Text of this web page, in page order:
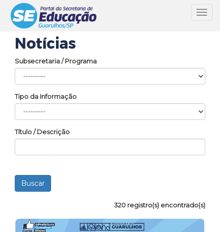
Notícias
Subsecretaria / Programa
Tipo da Informação
Título / Descrição
320 registro(s) encontrado(s)